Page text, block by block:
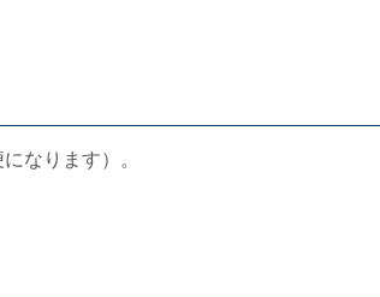
なります）。